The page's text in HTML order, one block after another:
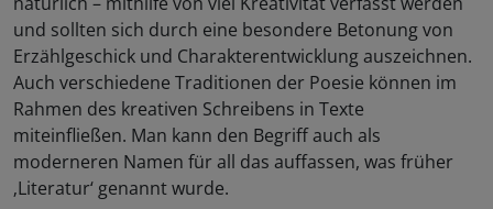
und sollten sich durch eine besondere Betonung von
Erzählgeschick und Charakterentwicklung auszeichnen.
Auch verschiedene Traditionen der Poesie können im
Rahmen des kreativen Schreibens in Texte
miteinfließen. Man kann den Begriff auch als
moderneren Namen für all das auffassen, was früher
‚Literatur‘ genannt wurde.